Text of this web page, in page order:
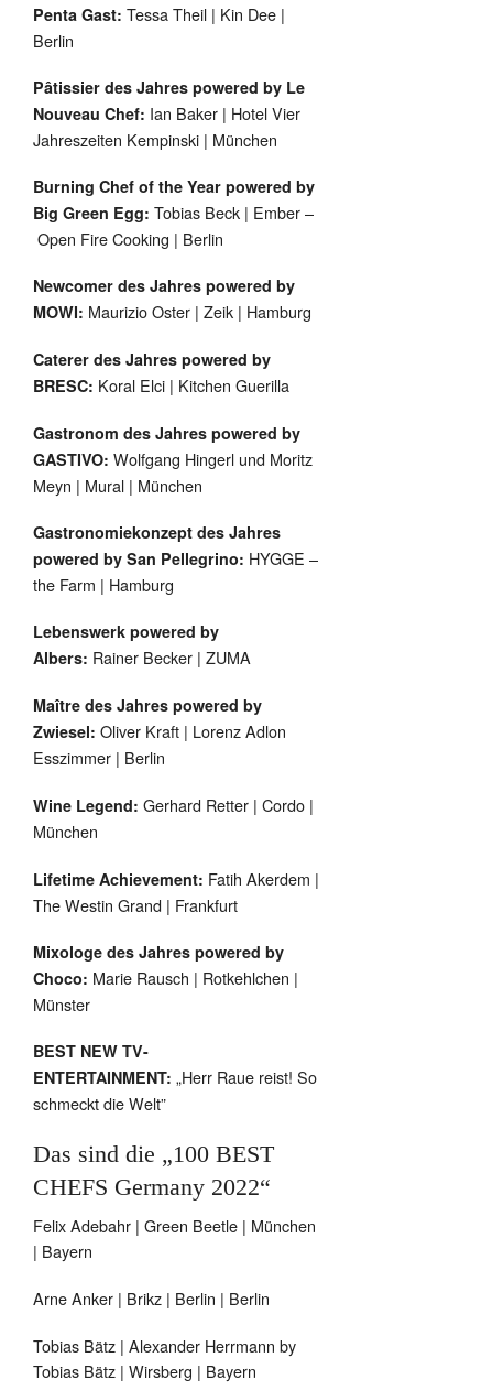
Penta Gast: Tessa Theil | Kin Dee |
Berlin
Pâtissier des Jahres powered by Le
Nouveau Chef: Ian Baker | Hotel Vier
Jahreszeiten Kempinski | München
Burning Chef of the Year powered by
Big Green Egg: Tobias Beck | Ember –
Open Fire Cooking | Berlin
Newcomer des Jahres powered by
MOWI: Maurizio Oster | Zeik | Hamburg
Caterer des Jahres powered by
BRESC: Koral Elci | Kitchen Guerilla
Gastronom des Jahres powered by
GASTIVO: Wolfgang Hingerl und Moritz
Meyn | Mural | München
Gastronomiekonzept des Jahres
powered by San Pellegrino: HYGGE –
the Farm | Hamburg
Lebenswerk powered by
Albers: Rainer Becker | ZUMA
Maître des Jahres powered by
Zwiesel: Oliver Kraft | Lorenz Adlon
Esszimmer | Berlin
Wine Legend: Gerhard Retter | Cordo |
München
Lifetime Achievement: Fatih Akerdem |
The Westin Grand | Frankfurt
Mixologe des Jahres powered by
Choco: Marie Rausch | Rotkehlchen |
Münster
BEST NEW TV-
ENTERTAINMENT: „Herr Raue reist! So
schmeckt die Welt”
Das sind die „100 BEST
CHEFS Germany 2022“
Felix Adebahr | Green Beetle | München
| Bayern
Arne Anker | Brikz | Berlin | Berlin
Tobias Bätz | Alexander Herrmann by
Tobias Bätz | Wirsberg | Bayern